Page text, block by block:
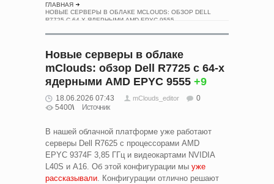
ГЛАВНАЯ
НОВЫЕ СЕРВЕРЫ В ОБЛАКЕ MCLOUDS: ОБЗОР DELL
R7725 С 64-Х ЯДЕРНЫМИ AMD EPYC 9555
Новые серверы в облаке
mClouds: обзор Dell R7725 с 64-х
ядерными AMD EPYC 9555 +9
18.06.2026 07:43 mClouds_editor
0
5400
Источник
В нашей облачной платформе уже работают
серверы Dell R7625 с процессорами AMD
EPYC 9374F 3,85 ГГц и видеокартами NVIDIA
L40S и A16. Об этой конфигурации мы уже
рассказывали . Конфигурации отлично решают